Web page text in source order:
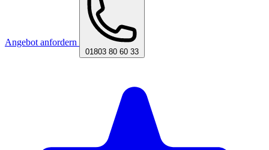
Angebot anfordern
01803 80 60 33